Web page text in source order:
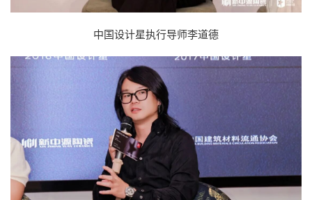
中国设计星执行导师李道德